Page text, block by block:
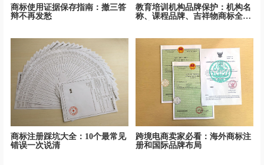
商标使用证据保存指南：撤三答
辩不再发愁
教育培训机构品牌保护：机构名
称、课程品牌、吉祥物商标全面
商标注册踩坑大全：10个最常见
错误一次说清
跨境电商卖家必看：海外商标注
册和国际品牌布局